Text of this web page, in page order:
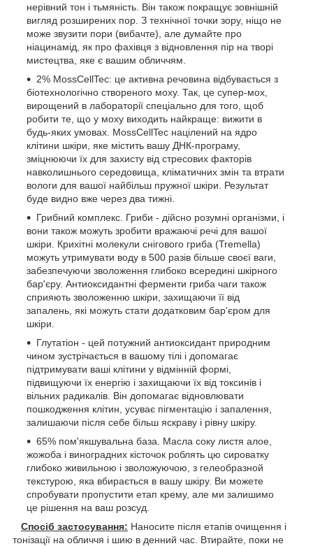
нерівний тон і тьмяність. Він також покращує зовнішній
вигляд розширених пор. З технічної точки зору, ніщо не
може звузити пори (вибачте), але думайте про
ніацинамід, як про фахівця з відновлення пір на творі
мистецтва, яке є вашим обличчям.
2% MossCellTec: це активна речовина відбувається з
біотехнологічно створеного моху. Так, це супер-мох,
вирощений в лабораторії спеціально для того, щоб
робити те, що у моху виходить найкраще: вижити в
будь-яких умовах. MossCellTec націлений на ядро ​​
клітини шкіри, яке містить вашу ДНК-програму,
зміцнюючи їх для захисту від стресових факторів
навколишнього середовища, кліматичних змін та втрати
вологи для вашої найбільш пружної шкіри. Результат
буде видно вже через два тижні.
Грибний комплекс. Гриби - дійсно розумні організми, і
вони також можуть зробити вражаючі речі для вашої
шкіри. Крихітні молекули снігового гриба (Tremella)
можуть утримувати воду в 500 разів більше своєї ваги,
забезпечуючи зволоження глибоко всередині шкірного
бар'єру. Антиоксидантні ферменти гриба чаги також
сприяють зволоженню шкіри, захищаючи її від
запалень, які можуть стати додатковим бар'єром для
шкіри.
Глутатіон - цей потужний антиоксидант природним
чином зустрічається в вашому тілі і допомагає
підтримувати ваші клітини у відмінній формі,
підвищуючи їх енергію і захищаючи їх від токсинів і
вільних радикалів. Він допомагає відновлювати
пошкодження клітин, усуває пігментацію і запалення,
залишаючи після себе більш яскраву і рівну шкіру.
65% пом'якшувальна база. Масла соку листя алое,
жожоба і виноградних кісточок роблять цю сироватку
глибоко живильною і зволожуючою, з гелеобразной
текстурою, яка вбирається в вашу шкіру. Ви можете
спробувати пропустити етап крему, але ми залишимо
це рішення на ваш розсуд.
Спосіб застосування: Наносите після етапів очищення і
тонізації на обличчя і шию в денний час. Втирайте, поки не